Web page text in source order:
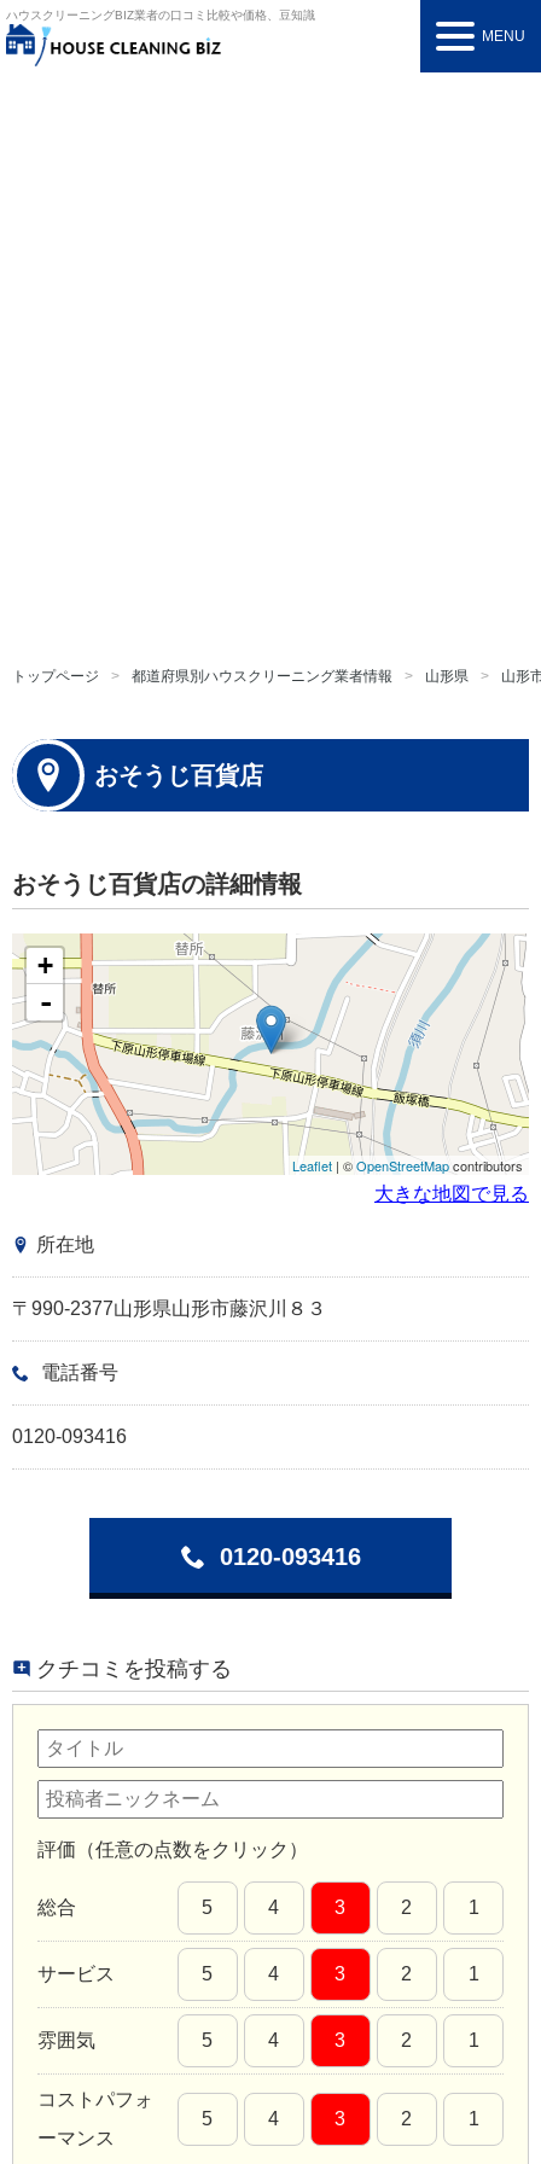
ハウスクリーニングBIZ業者の口コミ比較や価格、豆知識
MENU
トップページ 都道府県別ハウスクリーニング業者情報 山形県 山形
おそうじ百貨店
おそうじ百貨店の詳細情報
+
-
Leaflet | ©OpenStreetMapcontributors
大きな地図で見る
所在地
〒990-2377山形県山形市藤沢川８３
電話番号
0120-093416
0120-093416
クチコミを投稿する
評価（任意の点数をクリック）
総合 5 4 3 2 1
サービス 5 4 3 2 1
雰囲気 5 4 3 2 1
コストパフォ
ーマンス
5 4 3 2 1